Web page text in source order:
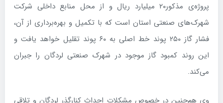
پروژه‌ی مذکور۲۰ میلیارد ریال و از محل منابع داخلی شرکت
شهرک‌های صنعتی استان است که با تکمیل و بهره‌برداری از آن،
فشار گاز ۲۵۰ پوند خط اصلی به ۶۰ پوند تقلیل خواهد یافت و
این روند کمبود گاز موجود در شهرک صنعتی لردگان را جبران
‌می‌کند.
وی هم‌چنین در خصوص مشکلات احداث کنارگذر لردگان و تلاقی